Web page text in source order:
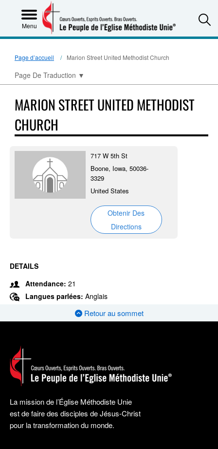
Menu
Page d’accueil Marion Street United Methodist Church
Page De Traduction ▼
MARION STREET UNITED METHODIST
CHURCH
717 W 5th St
Boone, Iowa, 50036-
3329
United States
Obtenir Des
Directions
DETAILS
Attendance: 21
Langues parlées: Anglais
Retour au sommet
La mission de l’Église Méthodiste Unie
est de faire des disciples de Jésus-Christ
pour la transformation du monde.